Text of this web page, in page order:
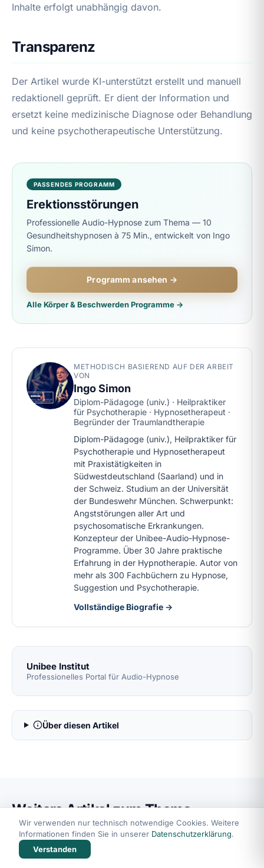
Inhalte erfolgt unabhängig davon.
Transparenz
Der Artikel wurde KI-unterstützt erstellt und manuell
redaktionell geprüft. Er dient der Information und
ersetzt keine medizinische Diagnose oder Behandlung
und keine psychotherapeutische Unterstützung.
PASSENDES PROGRAMM
Erektionsstörungen
Professionelle Audio-Hypnose zum Thema — 10
Gesundheitshypnosen à 75 Min., entwickelt von Ingo
Simon.
Programm ansehen →
Alle Körper & Beschwerden Programme →
METHODISCH BASIEREND AUF DER ARBEIT
VON
Ingo Simon
Diplom-Pädagoge (univ.) · Heilpraktiker
für Psychotherapie · Hypnosetherapeut ·
Begründer der Traumlandtherapie
Diplom-Pädagoge (univ.), Heilpraktiker für
Psychotherapie und Hypnosetherapeut
mit Praxistätigkeiten in
Südwestdeutschland (Saarland) und in
der Schweiz. Studium an der Universität
der Bundeswehr München. Schwerpunkt:
Angststörungen aller Art und
psychosomatische Erkrankungen.
Konzepteur der Unibee-Audio-Hypnose-
Programme. Über 30 Jahre praktische
Erfahrung in der Hypnotherapie. Autor von
mehr als 300 Fachbüchern zu Hypnose,
Suggestion und Psychotherapie.
Vollständige Biografie →
Unibee Institut
Professionelles Portal für Audio-Hypnose
Über diesen Artikel
Weitere Artikel zum Thema
Wir verwenden nur technisch notwendige Cookies. Weitere
Informationen finden Sie in unserer Datenschutzerklärung.
Verstanden